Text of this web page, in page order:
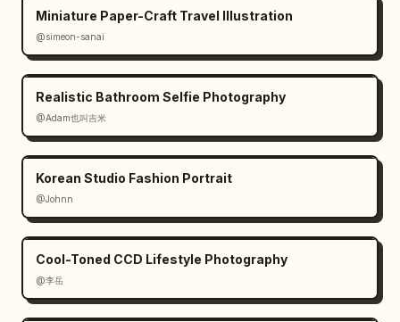
Miniature Paper-Craft Travel Illustration
@simeon-sanai
Realistic Bathroom Selfie Photography
@Adam也叫吉米
Korean Studio Fashion Portrait
@Johnn
Cool-Toned CCD Lifestyle Photography
@李岳